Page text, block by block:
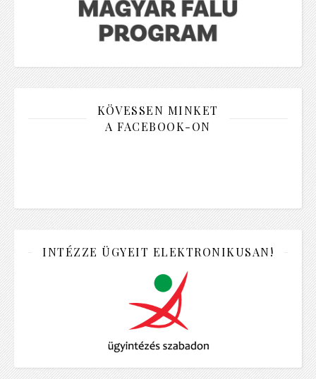
KÖVESSEN MINKET
A FACEBOOK-ON
INTÉZZE ÜGYEIT ELEKTRONIKUSAN!